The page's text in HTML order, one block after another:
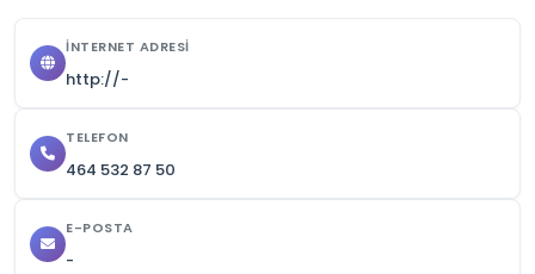
İNTERNET ADRESI
http://-
TELEFON
464 532 87 50
E-POSTA
-